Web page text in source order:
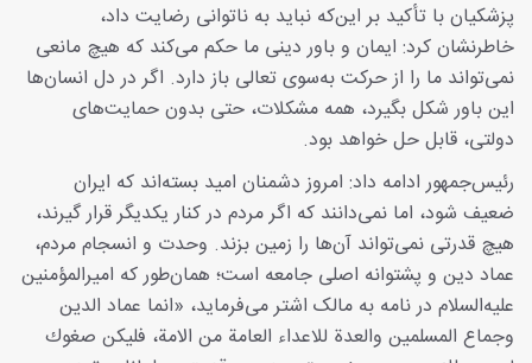
پزشکیان با تأکید بر این‌که نباید به ناتوانی رضایت داد،
خاطرنشان کرد: ایمان و باور دینی ما حکم می‌کند که هیچ مانعی
نمی‌تواند ما را از حرکت به‌سوی تعالی باز دارد. اگر در دل انسان‌ها
این باور شکل بگیرد، همه مشکلات، حتی بدون حمایت‌های
دولتی، قابل حل خواهد بود.
رئیس‌جمهور ادامه داد: امروز دشمنان امید بسته‌اند که ایران
ضعیف شود، اما نمی‌دانند که اگر مردم در کنار یکدیگر قرار گیرند،
هیچ قدرتی نمی‌تواند آن‌ها را زمین بزند. وحدت و انسجام مردم،
عماد دین و پشتوانه اصلی جامعه است؛ همان‌طور که امیرالمؤمنین
علیه‌السلام در نامه به مالک اشتر می‌فرماید، «انما عماد الدين
وجماع المسلمين والعدة للاعداء العامة من الامة، فليكن صغوك